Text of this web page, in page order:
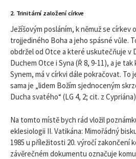
2. Trinitární založení církve
Ježíšovým posláním, k němuž se církev
trojjediného Boha a jeho spásné vůle.
obdržel od Otce a které uskutečňuje v
Duchem Otce i Syna (Ř 8, 9-11), a je
Synem, má v církvi dále pokračovat. To
sama je „lidem Božím sjednoceným
Ducha svatého“ (LG 4, 2; cit. z
Na tomto místě bych rád vložil
eklesiologii II. Vatikána: Mimořádný
1985 u příležitosti 20. výročí zakončení
závěrečném dokumentu označuje